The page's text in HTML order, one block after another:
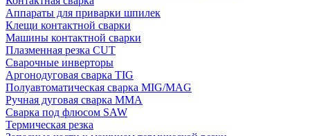
Аппараты для приварки шпилек
Клещи контактной сварки
Машины контактной сварки
Плазменная резка CUT
Сварочные инверторы
Аргонодуговая сварка TIG
Полуавтоматическая сварка MIG/MAG
Ручная дуговая сварка MMA
Сварка под флюсом SAW
Термическая резка